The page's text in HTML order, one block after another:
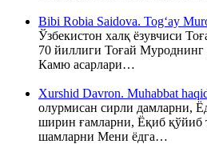
Bibi Robia Saidova. Tog‘ay
Ўзбекистон халқ ёзувчиси
70 йиллиги Тоғай
Камю асарлари…
Xurshid Davron. Muhabbat
олурмисан сирли дамларни,
ширин ғамларни, Ёқиб қўйиб
шамларни Мени ёдга…